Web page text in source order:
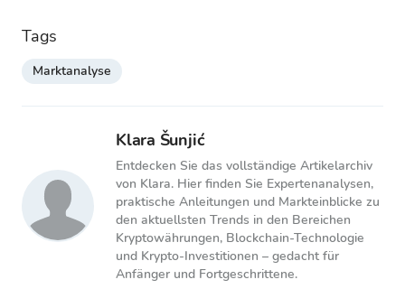
Tags
Marktanalyse
Klara Šunjić
Entdecken Sie das vollständige Artikelarchiv
von Klara. Hier finden Sie Expertenanalysen,
praktische Anleitungen und Markteinblicke zu
den aktuellsten Trends in den Bereichen
Kryptowährungen, Blockchain-Technologie
und Krypto-Investitionen – gedacht für
Anfänger und Fortgeschrittene.